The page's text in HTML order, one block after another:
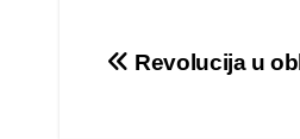
Post
Revolucija u